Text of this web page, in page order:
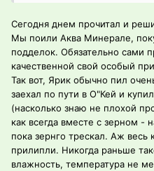
Сегодня днем прочитал и
Мы поили Аква Минерале,
подделок. Обязательно сами
качественной свой особый
Так вот, Ярик обычно пил
заехал по пути в О"Кей и
(насколько знаю не плохой
как всегда вместе с зерном -
пока зернго трескал. Аж весь
прилипли. Никогда раньше
влажность, температура не